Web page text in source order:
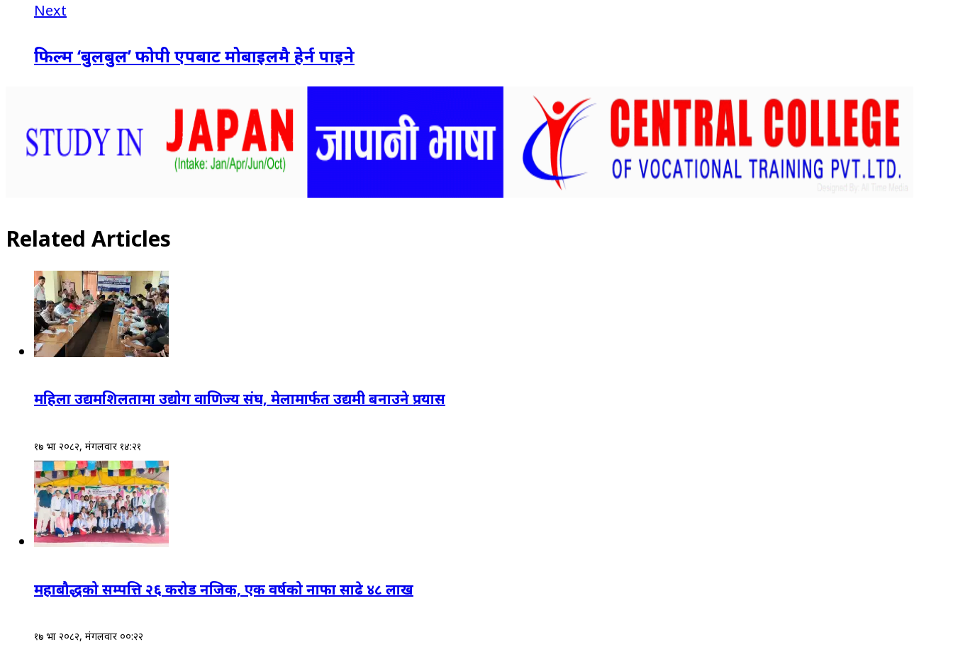
Next
फिल्म ‘बुलबुल’ फोपी एपबाट मोबाइलमै हेर्न पाइने
Related Articles
महिला उद्यमशिलतामा उद्योग वाणिज्य संघ, मेलामार्फत उद्यमी बनाउने प्रयास
१७ भाद्र २०८२, मंगलवार १४:२१
महाबौद्धको सम्पत्ति २६ करोड नजिक, एक वर्षको नाफा साढे ४८ लाख
१७ भाद्र २०८२, मंगलवार ००:२२